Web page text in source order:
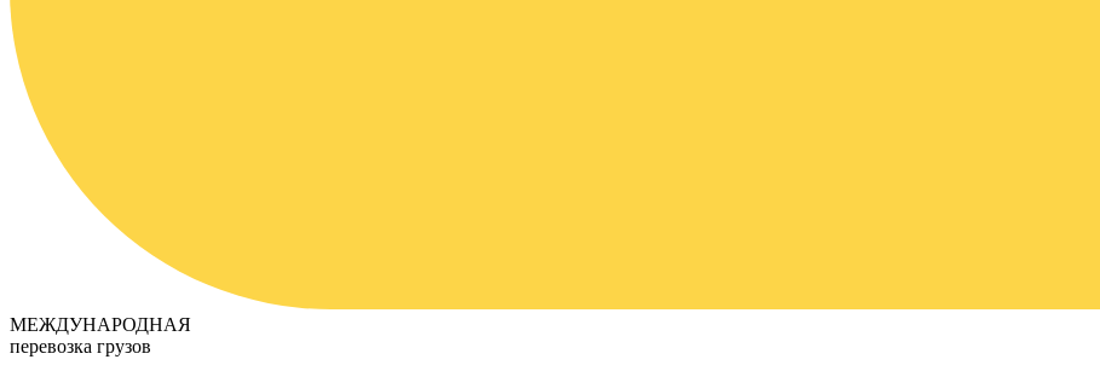
МЕЖДУНАРОДНАЯ
перевозка грузов